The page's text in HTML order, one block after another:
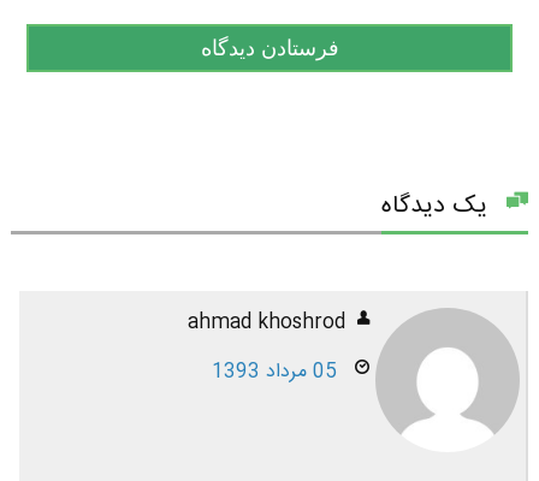
یک دیدگاه
ahmad khoshrod
05 مرداد 1393